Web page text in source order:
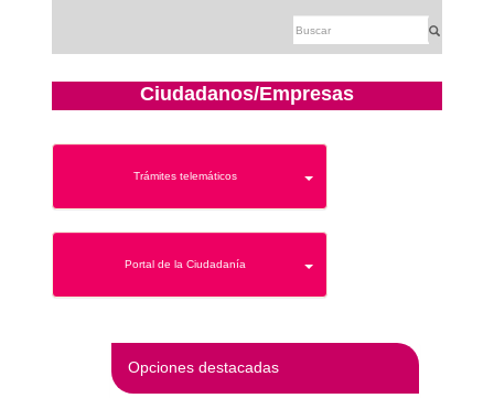
Ciudadanos/Empresas
Trámites telemáticos
Portal de la Ciudadanía
Opciones destacadas